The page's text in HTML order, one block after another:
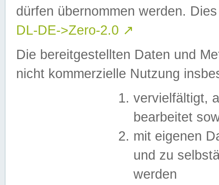
dürfen übernommen werden.
DL-DE->Zero-2.0 ↗
Die bereitgestellten Daten und
nicht kommerzielle Nutzung
vervielfältigt,
bearbeitet
mit eigenen
und zu
werden